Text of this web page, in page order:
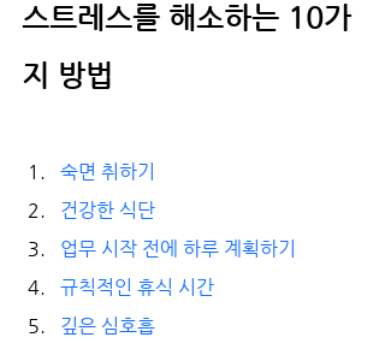
스트레스를 해소하는 10가
지 방법
숙면 취하기
건강한 식단
업무 시작 전에 하루 계획하기
규칙적인 휴식 시간
깊은 심호흡